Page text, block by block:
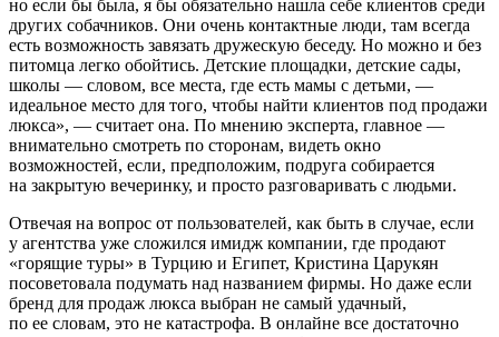
но если бы была, я бы обязательно нашла себе клиентов среди
других собачников. Они очень контактные люди, там всегда
есть возможность завязать дружескую беседу. Но можно и без
питомца легко обойтись. Детские площадки, детские сады,
школы — словом, все места, где есть мамы с детьми, —
идеальное место для того, чтобы найти клиентов под продажи
люкса», — считает она. По мнению эксперта, главное —
внимательно смотреть по сторонам, видеть окно
возможностей, если, предположим, подруга собирается
на закрытую вечеринку, и просто разговаривать с людьми.
Отвечая на вопрос от пользователей, как быть в случае, если
у агентства уже сложился имидж компании, где продают
«горящие туры» в Турцию и Египет, Кристина Царукян
посоветовала подумать над названием фирмы. Но даже если
бренд для продаж люкса выбран не самый удачный,
по ее словам, это не катастрофа. В онлайне все достаточно